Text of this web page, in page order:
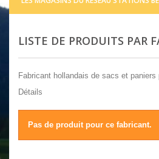
LISTE DE PRODUITS PAR
Fabricant hollandais de sacs et paniers
Détails
Pas de produit pour ce fabricant.